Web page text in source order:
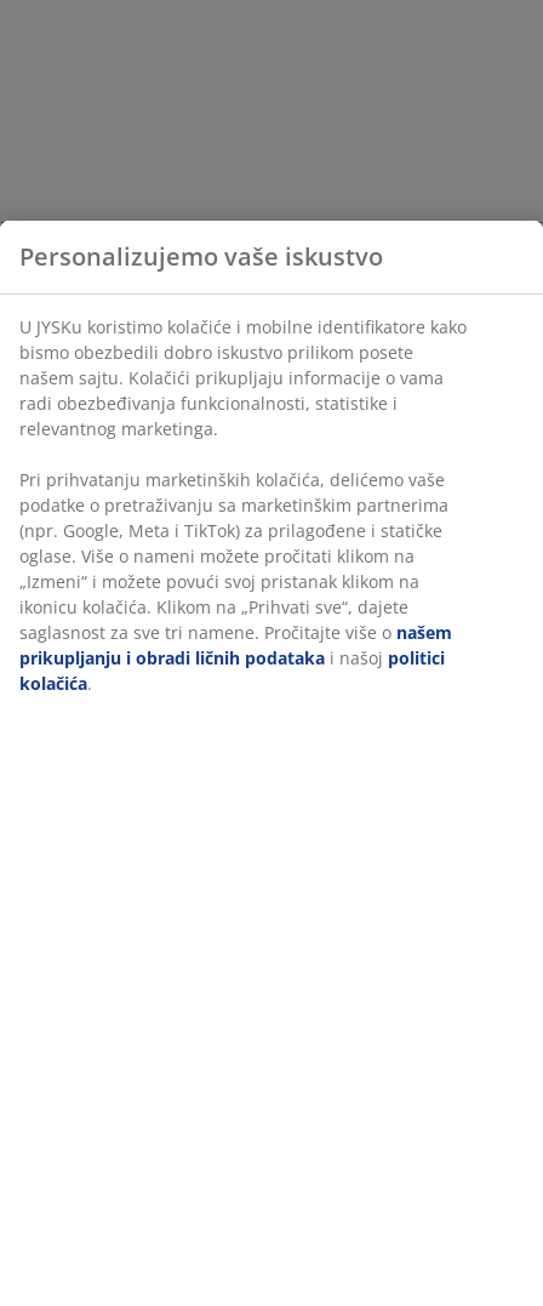
Personalizujemo vaše iskustvo
U JYSKu koristimo kolačiće i mobilne identifikatore kako
bismo obezbedili dobro iskustvo prilikom posete
našem sajtu. Kolačići prikupljaju informacije o vama
radi obezbeđivanja funkcionalnosti, statistike i
relevantnog marketinga.
Pri prihvatanju marketinških kolačića, delićemo vaše
podatke o pretraživanju sa marketinškim partnerima
(npr. Google, Meta i TikTok) za prilagođene i statičke
oglase. Više o nameni možete pročitati klikom na
„Izmeni“ i možete povući svoj pristanak klikom na
ikonicu kolačića. Klikom na „Prihvati sve“, dajete
saglasnost za sve tri namene. Pročitajte više o našem
prikupljanju i obradi ličnih podataka i našoj politici
kolačića.